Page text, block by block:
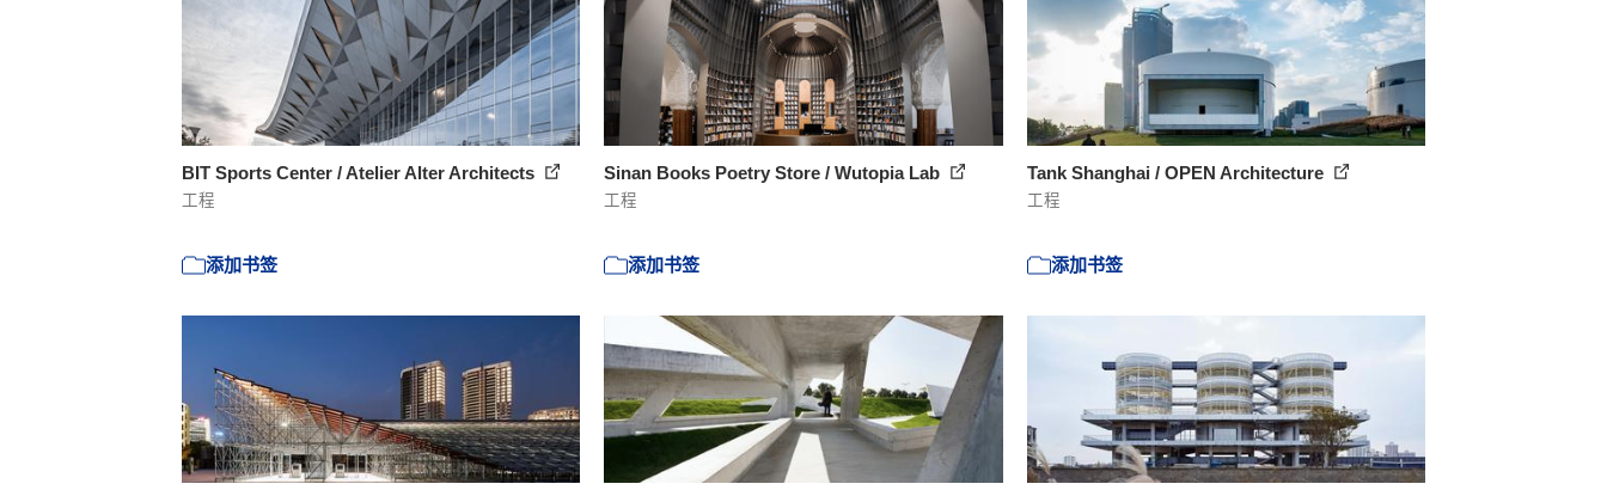
BIT Sports Center / Atelier Alter Architects
工程
添加书签
Sinan Books Poetry Store / Wutopia Lab
工程
添加书签
Tank Shanghai / OPEN Architecture
工程
添加书签